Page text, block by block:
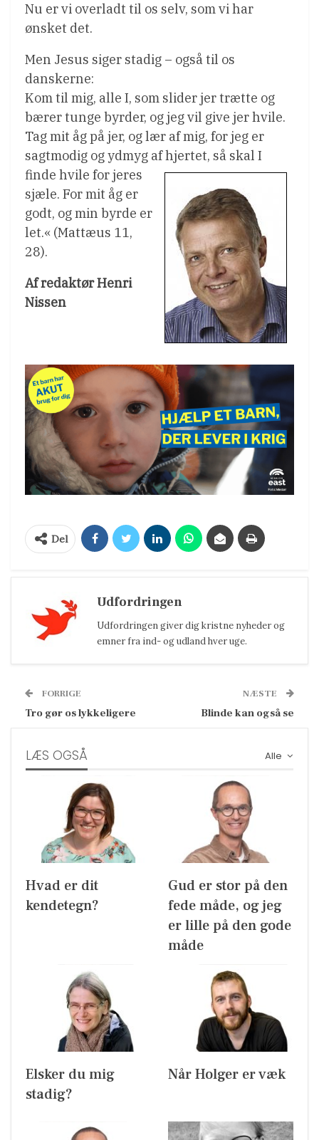
Nu er vi overladt til os selv, som vi har
ønsket det.
Men Jesus siger stadig – også til os
danskerne:
Kom til mig, alle I, som slider jer trætte og
bærer tunge byrder, og jeg vil give jer hvile.
Tag mit åg på jer, og lær af mig, for jeg er
sagtmodig og ydmyg af hjertet, så skal I
finde hvile for jeres
sjæle. For mit åg er
godt, og min byrde er
let.« (Mattæus 11,
28).
Af redaktør Henri
Nissen
Del
Udfordringen
Udfordringen giver dig kristne nyheder og
emner fra ind- og udland hver uge.
FORRIGE
Tro gør os lykkeligere
NÆSTE
Blinde kan også se
Alle
LÆS OGSÅ
Hvad er dit
kendetegn?
Gud er stor på den
fede måde, og jeg
er lille på den gode
måde
Elsker du mig
stadig?
Når Holger er væk